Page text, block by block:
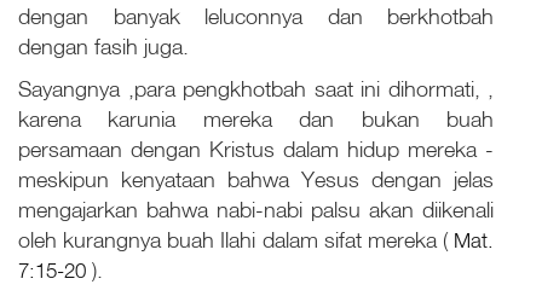
dengan banyak leluconnya dan berkhotbah
dengan fasih juga.
Sayangnya ,para pengkhotbah saat ini dihormati, ,
karena karunia mereka dan bukan buah
persamaan dengan Kristus dalam hidup mereka -
meskipun kenyataan bahwa Yesus dengan jelas
mengajarkan bahwa nabi-nabi palsu akan diikenali
oleh kurangnya buah Ilahi dalam sifat mereka ( Mat.
7:15-20 ).